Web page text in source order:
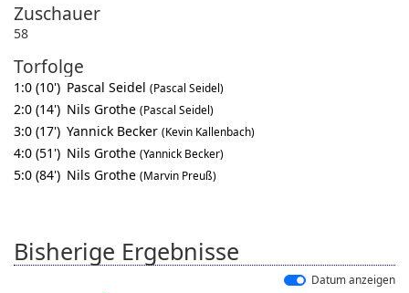
Zuschauer
58
Torfolge
1:0 (10') Pascal Seidel (Pascal Seidel)
2:0 (14') Nils Grothe (Pascal Seidel)
3:0 (17') Yannick Becker (Kevin Kallenbach)
4:0 (51') Nils Grothe (Yannick Becker)
5:0 (84') Nils Grothe (Marvin Preuß)
Bisherige Ergebnisse
Datum anzeigen